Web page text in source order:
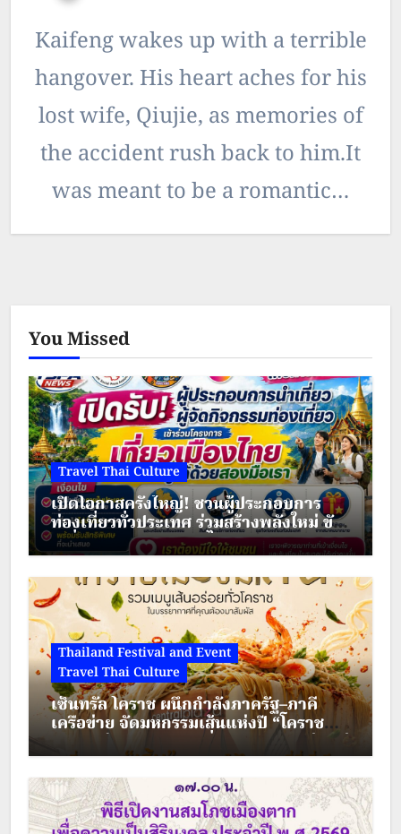
Kaifeng wakes up with a terrible
hangover. His heart aches for his
lost wife, Qiujie, as memories of
the accident rush back to him.It
was meant to be a romantic…
You Missed
Travel Thai Culture
เปิดโอกาสครั้งใหญ่! ชวนผู้ประกอบการ
ท่องเที่ยวทั่วประเทศ ร่วมสร้างพลังใหม่ ขับ
เคลื่อนเศรษฐกิจชุมชนไทย
Thailand Festival and Event
Travel Thai Culture
เซ็นทรัล โคราช ผนึกกำลังภาครัฐ–ภาคี
เครือข่าย จัดมหกรรมเส้นแห่งปี “โคราช
เมืองมีเส้น” ดัน “ผัดหมี่ดัง–ขนมจีนแซ่บ” สู่
Soft Power เมืองย่าโม